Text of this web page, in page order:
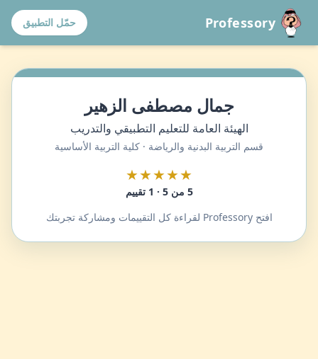
Professory حمّل التطبيق
جمال مصطفى الزهير
الهيئة العامة للتعليم التطبيقي والتدريب
قسم التربية البدنية والرياضة · كلية التربية الأساسية
★★★★★
5 من 5 · 1 تقييم
افتح Professory لقراءة كل التقييمات ومشاركة تجربتك